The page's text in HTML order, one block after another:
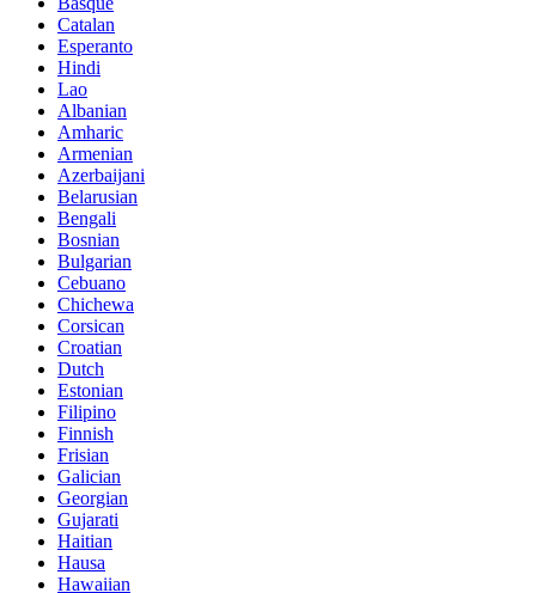
Catalan
Esperanto
Hindi
Lao
Albanian
Amharic
Armenian
Azerbaijani
Belarusian
Bengali
Bosnian
Bulgarian
Cebuano
Chichewa
Corsican
Croatian
Dutch
Estonian
Filipino
Finnish
Frisian
Galician
Georgian
Gujarati
Haitian
Hausa
Hawaiian